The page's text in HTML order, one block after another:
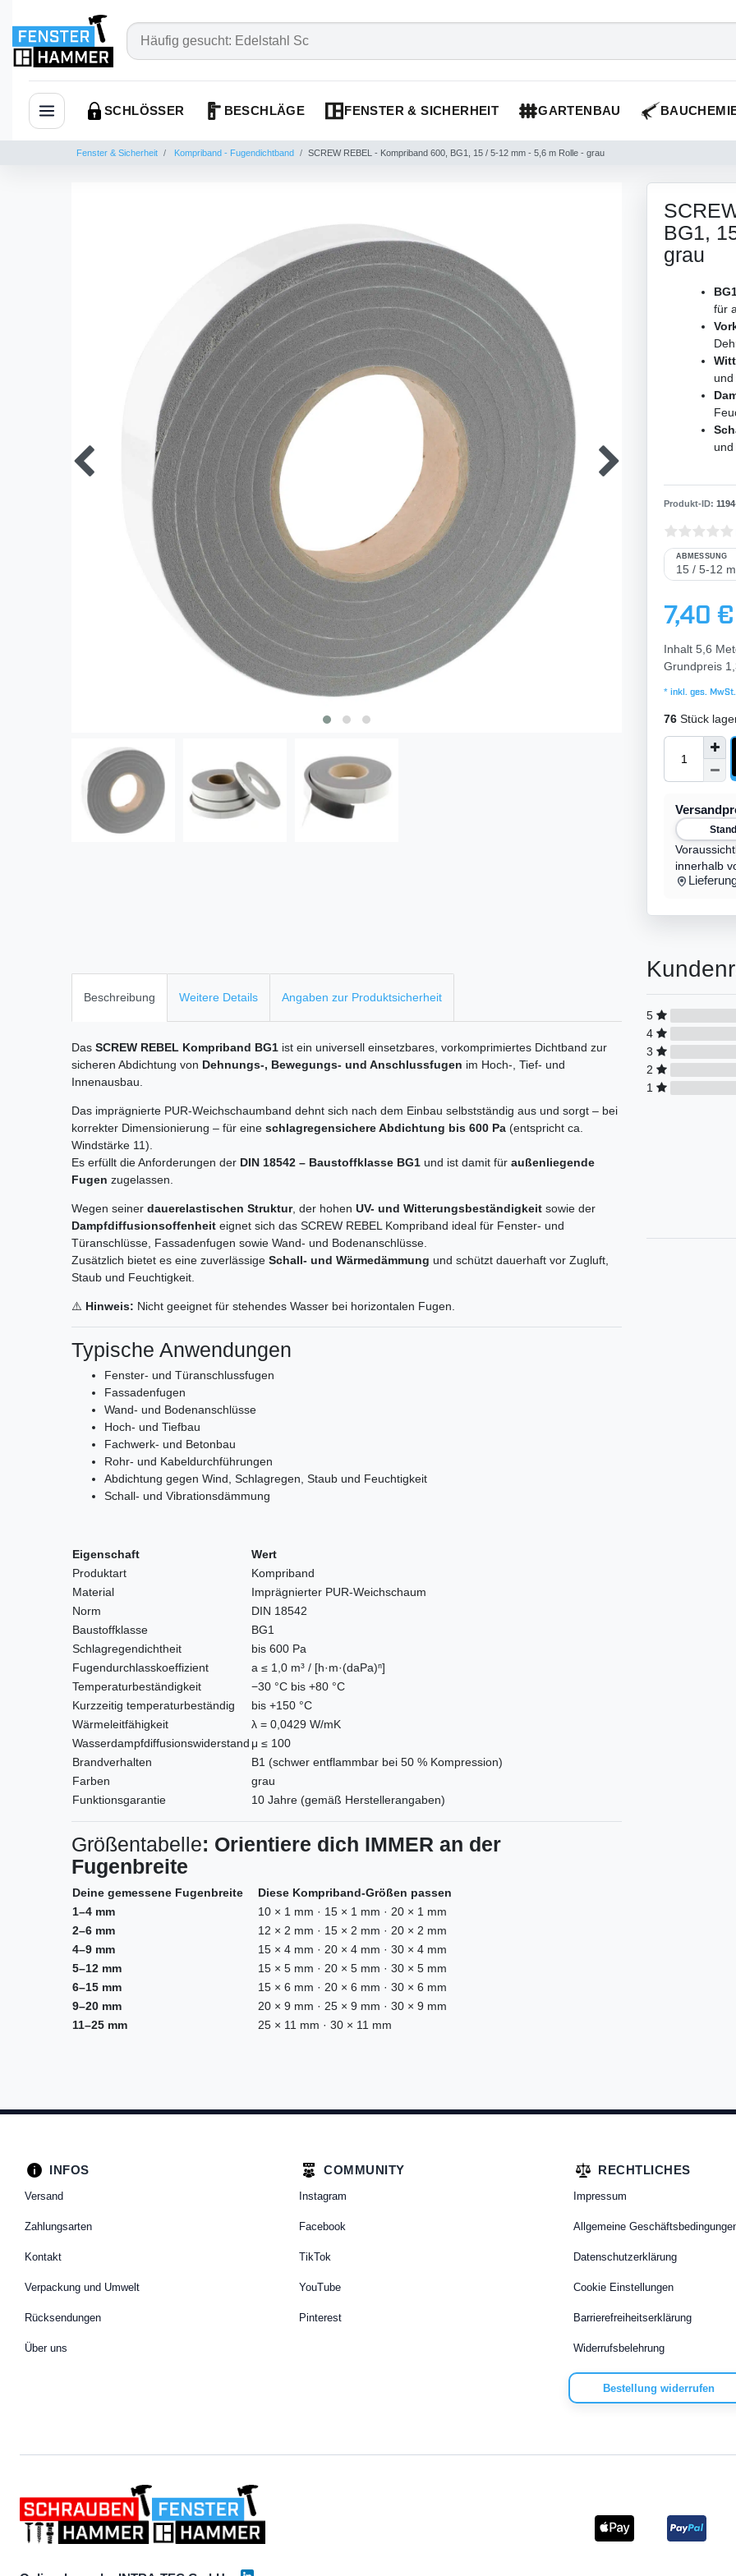
Navigation öffnen
SCHLÖSSER BESCHLÄGE FENSTER & SICHERHEIT GARTENBAU
Fenster & Sicherheit Kompriband - Fugendichtband SCREW REBEL - Kompriband 600, BG1, 15 / 5-12 mm - 5,6 m Rolle - grau
BG1,
grau
für
Produkt-ID: 1194
ABMESSUNG
7,40 €
Inhalt 5,6
Grundpreis
* inkl. ges.
76 Stück
innerhalb
Beschreibung Weitere Details Angaben zur Produktsicherheit
Das SCREW REBEL Kompriband BG1 ist ein universell einsetzbares, vorkomprimiertes Dichtband zur
sicheren Abdichtung von Dehnungs-, Bewegungs- und Anschlussfugen im Hoch-, Tief- und
Innenausbau.
Das imprägnierte PUR-Weichschaumband dehnt sich nach dem Einbau selbstständig aus und sorgt – bei
korrekter Dimensionierung – für eine schlagregensichere Abdichtung bis 600 Pa (entspricht ca.
Windstärke 11).
Es erfüllt die Anforderungen der DIN 18542 – Baustoffklasse BG1 und ist damit für außenliegende
Fugen zugelassen.
Wegen seiner dauerelastischen Struktur, der hohen UV- und Witterungsbeständigkeit sowie der
Dampfdiffusionsoffenheit eignet sich das SCREW REBEL Kompriband ideal für Fenster- und
Türanschlüsse, Fassadenfugen sowie Wand- und Bodenanschlüsse.
Zusätzlich bietet es eine zuverlässige Schall- und Wärmedämmung und schützt dauerhaft vor Zugluft,
Staub und Feuchtigkeit.
⚠️ Hinweis: Nicht geeignet für stehendes Wasser bei horizontalen Fugen.
Typische Anwendungen
Fenster- und Türanschlussfugen
Fassadenfugen
Wand- und Bodenanschlüsse
Hoch- und Tiefbau
Fachwerk- und Betonbau
Rohr- und Kabeldurchführungen
Abdichtung gegen Wind, Schlagregen, Staub und Feuchtigkeit
Schall- und Vibrationsdämmung
Eigenschaft
Wert
Produktart
Kompriband
Material
Imprägnierter PUR-Weichschaum
Norm
DIN 18542
Baustoffklasse
BG1
Schlagregendichtheit
bis 600 Pa
Fugendurchlasskoeffizient
a ≤ 1,0 m³ / [h·m·(daPa)ⁿ]
Temperaturbeständigkeit
−30 °C bis +80 °C
Kurzzeitig temperaturbeständig
bis +150 °C
Wärmeleitfähigkeit
λ = 0,0429 W/mK
Wasserdampfdiffusionswiderstand μ ≤ 100
Brandverhalten
B1 (schwer entflammbar bei 50 % Kompression)
Farben
grau
Funktionsgarantie
10 Jahre (gemäß Herstellerangaben)
Größentabelle: Orientiere dich IMMER an der
Fugenbreite
Deine gemessene Fugenbreite
Diese Kompriband-Größen passen
1–4 mm
10 × 1 mm · 15 × 1 mm · 20 × 1 mm
2–6 mm
12 × 2 mm · 15 × 2 mm · 20 × 2 mm
4–9 mm
15 × 4 mm · 20 × 4 mm · 30 × 4 mm
5–12 mm
15 × 5 mm · 20 × 5 mm · 30 × 5 mm
6–15 mm
15 × 6 mm · 20 × 6 mm · 30 × 6 mm
9–20 mm
20 × 9 mm · 25 × 9 mm · 30 × 9 mm
11–25 mm
25 × 11 mm · 30 × 11 mm
5
4
3
2
1
INFOS
Versand
Zahlungsarten
Kontakt
Verpackung und Umwelt
Rücksendungen
Über uns
COMMUNITY
Instagram
Facebook
TikTok
YouTube
Pinterest
RECHTLICHES
Impressum
Allgemeine
Datenschutzerklärung
Cookie Einstellungen
Barrierefreiheitserklärung
Widerrufsbelehrung
Bestellung widerrufen